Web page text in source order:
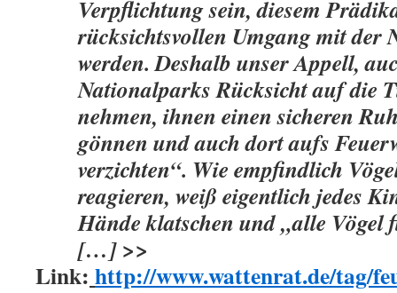
Verpflichtung sein, diesem
rücksichtsvollen Umgang mit der
werden. Deshalb unser Appell,
Nationalparks Rücksicht auf die
nehmen, ihnen einen sicheren
gönnen und auch dort aufs
verzichten“. Wie empfindlich
reagieren, weiß eigentlich jedes
Hände klatschen und „alle Vögel
[…] >>
Link: http://www.wattenrat.de/tag/